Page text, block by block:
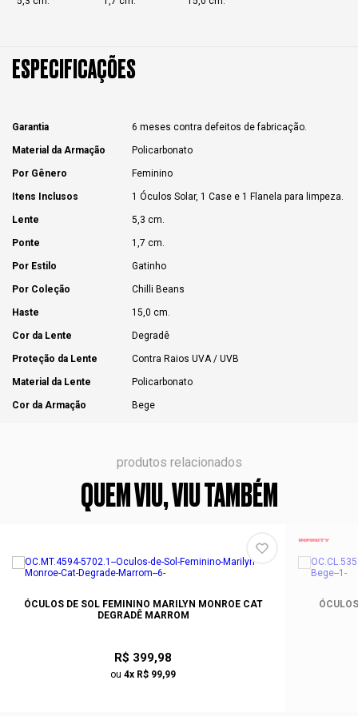
ESPECIFICAÇÕES
Garantia 6 meses contra defeitos de fabricação.
Material da Armação Policarbonato
Por Gênero Feminino
Itens Inclusos 1 Óculos Solar, 1 Case e 1 Flanela para limpeza.
Lente 5,3 cm.
Ponte 1,7 cm.
Por Estilo Gatinho
Por Coleção Chilli Beans
Haste 15,0 cm.
Cor da Lente Degradê
Proteção da Lente Contra Raios UVA / UVB
Material da Lente Policarbonato
Cor da Armação Bege
produtos relacionados
QUEM VIU, VIU TAMBÉM
ÓCULOS DE SOL FEMININO MARILYN MONROE CAT
DEGRADÊ MARROM
R$ 399,98
ou 4x R$ 99,99